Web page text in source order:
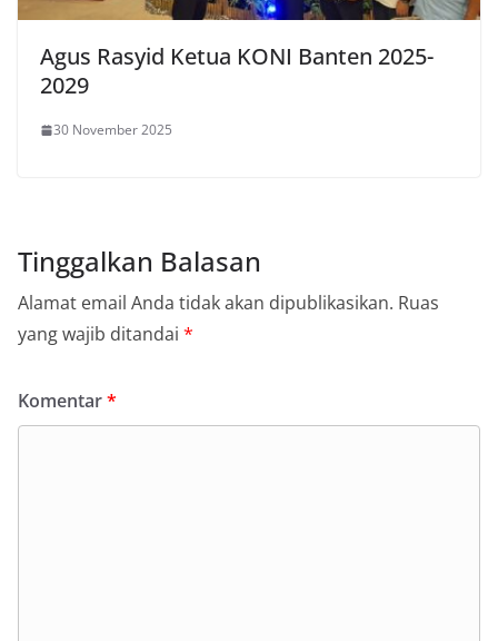
Agus Rasyid Ketua KONI Banten 2025-
2029
30 November 2025
Tinggalkan Balasan
Alamat email Anda tidak akan dipublikasikan. Ruas
yang wajib ditandai *
Komentar*